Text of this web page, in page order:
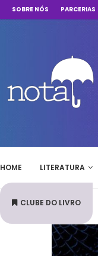
SOBRE NÓS PARCERIAS
HOME LITERATURA
CLUBE DO LIVRO